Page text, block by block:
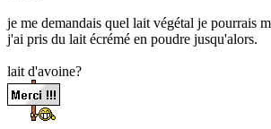
je me demandais quel lait végétal je pourrais
j'ai pris du lait écrémé en poudre jusqu'alors.
lait d'avoine?